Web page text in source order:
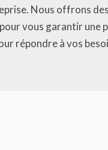
Nous offrons
vous garantir une
répondre à vos